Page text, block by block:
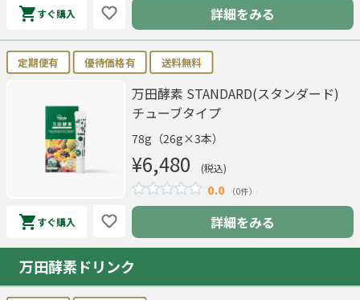
すぐ購入 詳細をみる
定期便有 優待価格有 送料無料
万田酵素 STANDARD(スタンダード)
チューブタイプ
78g（26g×3本）
¥6,480 (税込)
0.0 （0件）
すぐ購入 詳細をみる
万田酵素ドリンク